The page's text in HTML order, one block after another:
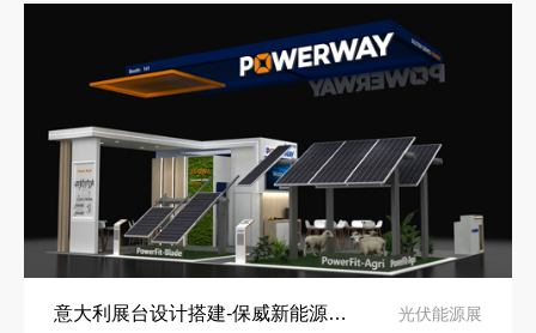
意大利展台设计搭建-保威新能源在意大利里米尼会展中心推出最新产品-中励展览设计策划公司 光伏能源展